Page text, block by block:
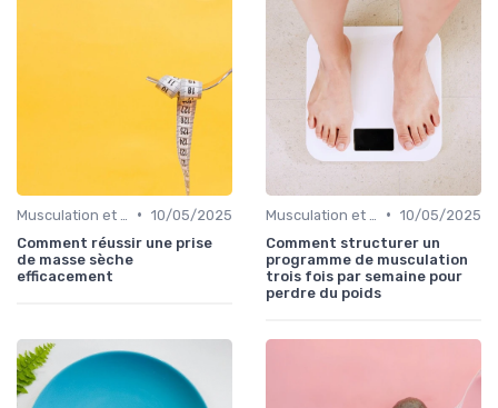
• 10/05/2025
Comment réussir une prise
de masse sèche
efficacement
• 10/05/2025
Comment structurer un
programme de musculation
trois fois par semaine pour
perdre du poids